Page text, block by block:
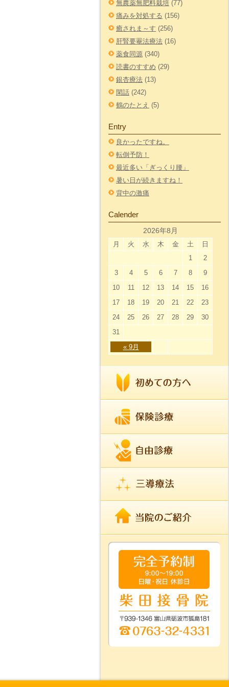
無農薬無肥料栽培 (77)
痛みを対処する (156)
癒されま～す (256)
肝腎要罨法療法 (16)
薬食同源 (340)
読書のすすめ (29)
銀杏療法 (13)
閑話 (242)
鶴のたとえ (5)
Entry
良かったですね。
転倒予防！
最近多い「ぎっくり腰」
暑い日が続きますね！
背中の激痛
Calender
2026年8月
月 火 水 木 金 土 日
« 9月
1
2
3
4 5 6 7 8
9
10
11 12 13 14 15
16
17
18 19 20 21 22
23
24
25 26 27 28 29
30
31